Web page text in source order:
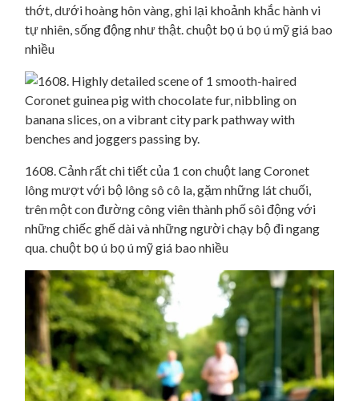
thớt, dưới hoàng hôn vàng, ghi lại khoảnh khắc hành vi
tự nhiên, sống động như thật. chuột bọ ú bọ ú mỹ giá bao
nhiều
1608. Cảnh rất chi tiết của 1 con chuột lang Coronet
lông mượt với bộ lông sô cô la, gặm những lát chuối,
trên một con đường công viên thành phố sôi động với
những chiếc ghế dài và những người chạy bộ đi ngang
qua. chuột bọ ú bọ ú mỹ giá bao nhiều